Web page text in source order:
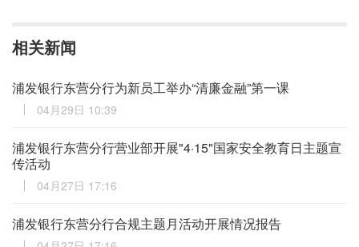
相关新闻
浦发银行东营分行为新员工举办“清廉金融”第一课
04月29日 10:39
浦发银行东营分行营业部开展"4·15"国家安全教育日主题宣
传活动
04月27日 17:16
浦发银行东营分行合规主题月活动开展情况报告